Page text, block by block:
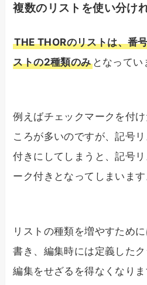
複数のリストを使い分け
THE THORのリストは、番
ストの2種類のみとなってい
例えばチェックマークを付
ころが多いのですが、記号
付きにしてしまうと、記号
ーク付きとなってしまいます
リストの種類を増やすため
書き、編集時には定義した
編集をせざるを得なくなりま